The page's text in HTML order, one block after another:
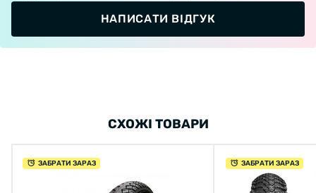
НАПИСАТИ ВІДГУК
СХОЖІ ТОВАРИ
ЗАБРАТИ ЗАРАЗ ЗАБРАТИ ЗАРАЗ